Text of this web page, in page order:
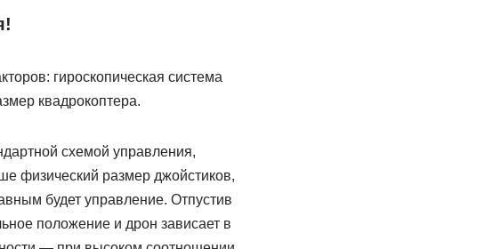
гироскопическая система
квадрокоптера.
схемой управления,
физический размер джойстиков,
будет управление. Отпустив
положение и дрон зависает в